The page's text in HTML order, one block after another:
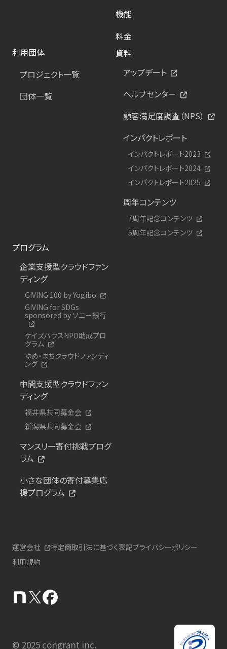
機能
料金
利用団体
プロジェクト一覧
団体一覧
資料
アップデート
ヘルプセンター
顧客満足度調査（NPS）
インパクトレポート
インパクトレポート2023
インパクトレポート2024
インパクトレポート2025
周年コンテンツ
7周年記念コンテンツ
5周年記念コンテンツ
プログラム
企業支援型クラウドファン
ディング
GIVING 100 by Yogibo
GIVING for SDGs
sponsored by ソニー銀行
ケイズハウスNPO助成プロ
グラム
ゆめ・まちクラウドファンディ
ング
中間支援型クラウドファン
ディング
福井県共同募金会
新潟県共同募金会
マンスリー寄付挑戦プログ
ラム
小さな団体の寄付募集応
援プログラム
運営会社 特定商取引法に基づく表記プライバシーポリシー
利用規約
© 2025 congrant inc.